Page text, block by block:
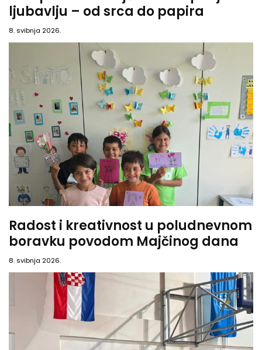
ljubavlju – od srca do papira
8. svibnja 2026.
Radost i kreativnost u poludnevnom
boravku povodom Majčinog dana
8. svibnja 2026.